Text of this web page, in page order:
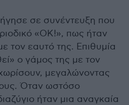
σε συνέντευξη που
«OK!», πως ήταν
τον εαυτό της. Επιθυμία
ο γάμος της με τον
μεγαλώνοντας
Όταν ωστόσο
ήταν μια αναγκαία